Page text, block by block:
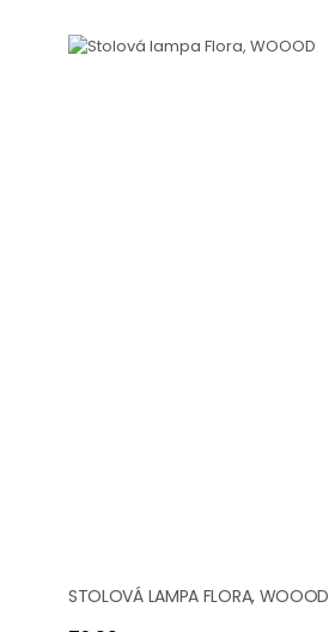
STOLOVÁ LAMPA FLORA, WOOOD